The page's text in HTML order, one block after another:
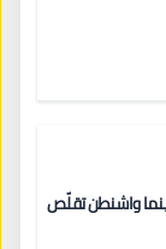
واشنطن تقلّص